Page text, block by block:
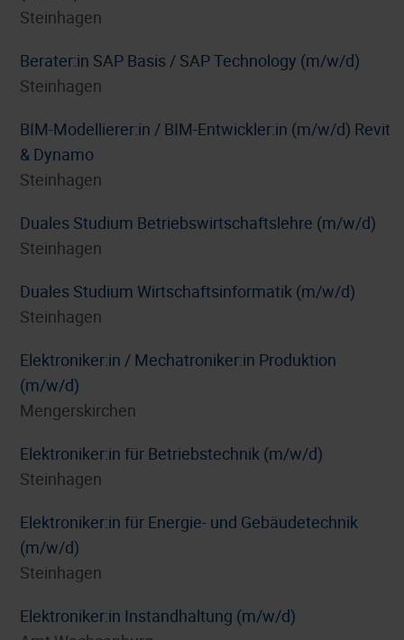
Steinhagen
Berater:in SAP Basis / SAP Technology (m/w/d)
Steinhagen
BIM-Modellierer:in / BIM-Entwickler:in (m/w/d) Revit
& Dynamo
Steinhagen
Duales Studium Betriebswirtschaftslehre (m/w/d)
Steinhagen
Duales Studium Wirtschaftsinformatik (m/w/d)
Steinhagen
Elektroniker:in / Mechatroniker:in Produktion
(m/w/d)
Mengerskirchen
Elektroniker:in für Betriebstechnik (m/w/d)
Steinhagen
Elektroniker:in für Energie- und Gebäudetechnik
(m/w/d)
Steinhagen
Elektroniker:in Instandhaltung (m/w/d)